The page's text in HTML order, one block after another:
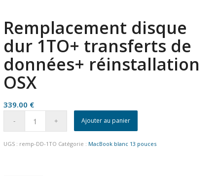
Remplacement disque
dur 1TO+ transferts de
données+ réinstallation
OSX
339.00 €
Ajouter au panier
UGS : remp-DD-1TO Catégorie : MacBook blanc 13 pouces